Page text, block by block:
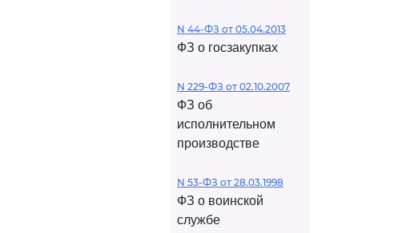
N 44-ФЗ от 05.04.2013
ФЗ о госзакупках
N 229-ФЗ от 02.10.2007
ФЗ об
исполнительном
производстве
N 53-ФЗ от 28.03.1998
ФЗ о воинской
службе